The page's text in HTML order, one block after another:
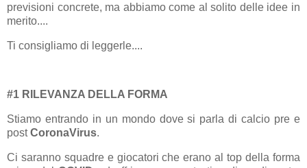
previsioni concrete, ma abbiamo come al solito delle idee in
merito....
Ti consigliamo di leggerle....
#1 RILEVANZA DELLA FORMA
Stiamo entrando in un mondo dove si parla di calcio pre e
postCoronaVirus.
Ci saranno squadre e giocatori che erano al top della forma